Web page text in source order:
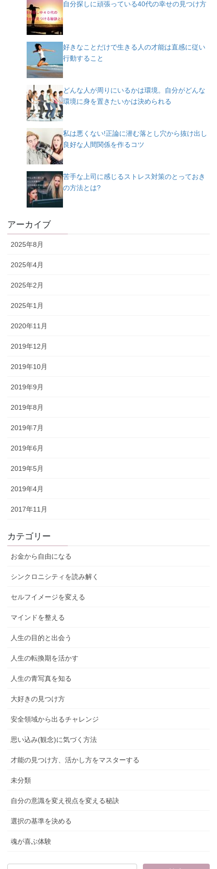
自分探しに頑張っている40代の幸せの見つけ方
好きなことだけで生きる人の才能は直感に従い
行動すること
どんな人が周りにいるかは環境。自分がどんな
環境に身を置きたいかは決められる
私は悪くない!正論に潜む落とし穴から抜け出し
良好な人間関係を作るコツ
苦手な上司に感じるストレス対策のとっておき
の方法とは?
アーカイブ
2025年8月
2025年4月
2025年2月
2025年1月
2020年11月
2019年12月
2019年10月
2019年9月
2019年8月
2019年7月
2019年6月
2019年5月
2019年4月
2017年11月
カテゴリー
お金から自由になる
シンクロニシティを読み解く
セルフイメージを変える
マインドを整える
人生の目的と出会う
人生の転換期を活かす
人生の青写真を知る
大好きの見つけ方
安全領域から出るチャレンジ
思い込み(観念)に気づく方法
才能の見つけ方、活かし方をマスターする
未分類
自分の意識を変え視点を変える秘訣
選択の基準を決める
魂が喜ぶ体験